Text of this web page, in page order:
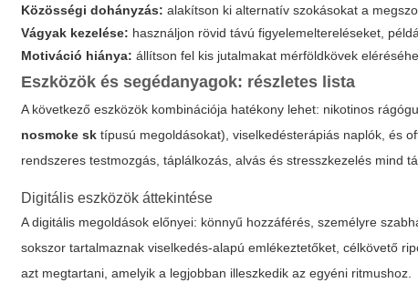
Közösségi dohányzás: alakítson ki alternatív szokásokat a
Vágyak kezelése: használjon rövid távú figyelemeltereléseket,
Motiváció hiánya: állítson fel kis jutalmakat mérföldkövek
Eszközök és segédanyagok: részletes lista
A következő eszközök kombinációja hatékony lehet: nikotinos
nosmoke sk típusú megoldásokat), viselkedésterápiás naplók, és
rendszeres testmozgás, táplálkozás, alvás és stresszkezelés mind
Digitális eszközök áttekintése
A digitális megoldások előnyei: könnyű hozzáférés, személyre
sokszor tartalmaznak viselkedés-alapú emlékeztetőket, célkövető
azt megtartani, amelyik a legjobban illeszkedik az egyéni ritmushoz.